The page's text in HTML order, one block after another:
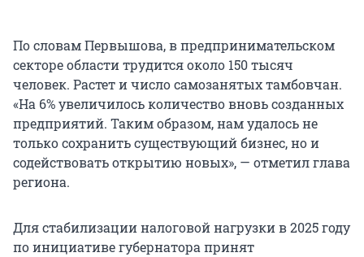
По словам Первышова, в предпринимательском
секторе области трудится около 150 тысяч
человек. Растет и число самозанятых тамбовчан.
«На 6% увеличилось количество вновь созданных
предприятий. Таким образом, нам удалось не
только сохранить существующий бизнес, но и
содействовать открытию новых», — отметил глава
региона.
Для стабилизации налоговой нагрузки в 2025 году
по инициативе губернатора принят